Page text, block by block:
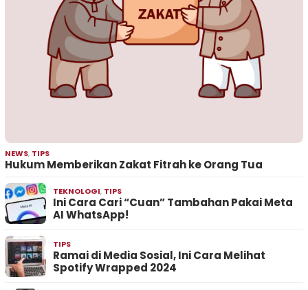
NEWS, TIPS
Hukum Memberikan Zakat Fitrah ke Orang Tua
TEKNOLOGI, TIPS
Ini Cara Cari “Cuan” Tambahan Pakai Meta
AI WhatsApp!
TIPS
Ramai di Media Sosial, Ini Cara Melihat
Spotify Wrapped 2024